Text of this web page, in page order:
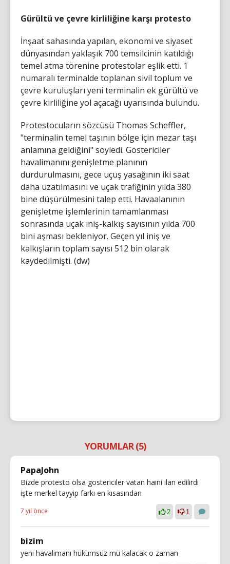
Gürültü ve çevre kirliliğine karşı protesto
İnşaat sahasında yapılan, ekonomi ve siyaset
dünyasından yaklaşık 700 temsilcinin katıldığı
temel atma törenine protestolar eşlik etti. 1
numaralı terminalde toplanan sivil toplum ve
çevre kuruluşları yeni terminalin ek gürültü ve
çevre kirliliğine yol açacağı uyarısında bulundu.
Protestocuların sözcüsü Thomas Scheffler,
"terminalin temel taşının bölge için mezar taşı
anlamına geldiğini" söyledi. Göstericiler
havalimanını genişletme planının
durdurulmasını, gece uçuş yasağının iki saat
daha uzatılmasını ve uçak trafiğinin yılda 380
bine düşürülmesini talep etti. Havaalanının
genişletme işlemlerinin tamamlanması
sonrasında uçak iniş-kalkış sayısının yılda 700
bini aşması bekleniyor. Geçen yıl iniş ve
kalkışların toplam sayısı 512 bin olarak
kaydedilmişti. (dw)
YORUMLAR (5)
PapaJohn
Bizde protesto olsa gostericiler vatan haini ilan edilirdi
işte merkel tayyip farkı en kısasından
7 yıl önce 2 1
bizim
yeni havalimanı hükümsüz mü kalacak o zaman